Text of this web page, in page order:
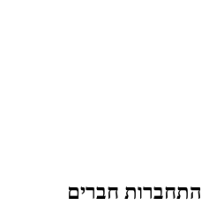
התחברות חברים